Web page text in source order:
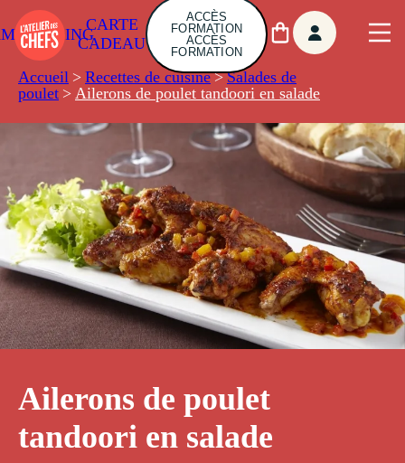
CARTE
CADEAU
ACCÈS
FORMATION
ACCÈS
FORMATION
Accueil > Recettes de cuisine > Salades de
poulet > Ailerons de poulet tandoori en salade
Ailerons de poulet
tandoori en salade